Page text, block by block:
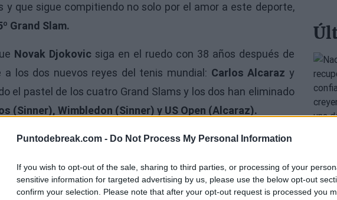
Puntodebreak.com - Do Not Process My Personal Information
If you wish to opt-out of the sale, sharing to third parties, or processing of your
sensitive information for targeted advertising by us, please use the below opt-out
confirm your selection. Please note that after your opt-out request is processed you
y que sigue compitiendo no solo por el amor a este deporte,
Grand Slam.
Novak Djokovic siga en el ruedo con 38 años después de
los dos nuevos reyes del tenis mundial: Carlos Alcaraz y
el pastel de los cuatro Grand Slams y los dos han eliminado
(Sinner), Wimbledon (Sinner) y US Open (Alcaraz).